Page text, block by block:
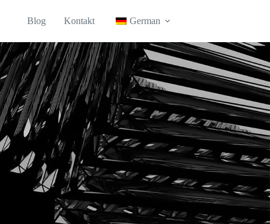
Blog Kontakt German